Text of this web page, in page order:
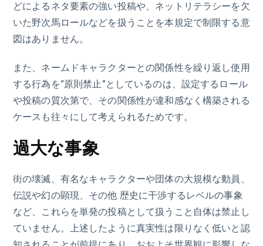
どによるネタ要素の強い投稿や、ネットリテラシーを欠
いた野次馬ロールなどを扱うことを本規定で制限する意
図はありません。
また、ネームドキャラクターとの関係性を繰り返し使用
する行為を”原則禁止”としているのは、設定するロール
や投稿の質次第で、その関係性が違和感なく構築される
ケースも往々にして考えられるためです。
過大な事象
街の壊滅、有名なキャラクターや団体の大規模な動員、
伝説や幻の顕現、その他 歴史に干渉するレベルの事象
など、これらを単発の投稿として扱うこと自体は禁止し
ていません。上述したように真実性は限りなく低いと認